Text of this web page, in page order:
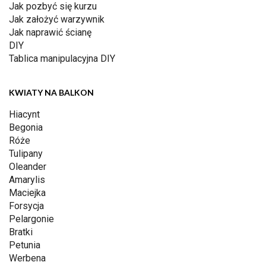
Jak pozbyć się kurzu
Jak założyć warzywnik
Jak naprawić ścianę
DIY
Tablica manipulacyjna DIY
KWIATY NA BALKON
Hiacynt
Begonia
Róże
Tulipany
Oleander
Amarylis
Maciejka
Forsycja
Pelargonie
Bratki
Petunia
Werbena